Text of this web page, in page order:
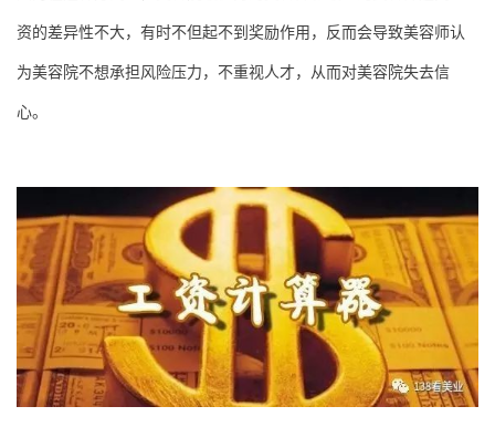
资的差异性不大，有时不但起不到奖励作用，反而会导致美容师认
为美容院不想承担风险压力，不重视人才，从而对美容院失去信
心。